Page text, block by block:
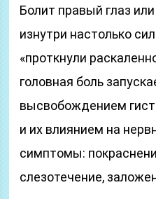
Болит правый глаз
изнутри настолько
«проткнули
головная боль
высвобождением
и их влиянием на
симптомы:
слезотечение,